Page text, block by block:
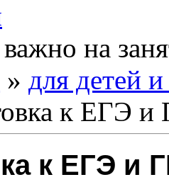
на
» для детей
к ЕГЭ
к ЕГЭ и